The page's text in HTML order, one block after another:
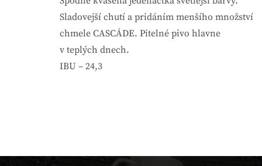
Sladovejší chutí a pridáním menšího množství
chmele CASCÁDE. Pitelné pivo hlavne
v teplých dnech.
IBU – 24,3